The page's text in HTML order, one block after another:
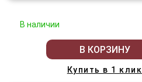
В наличии
В КОРЗИНУ
Купить в 1 клик